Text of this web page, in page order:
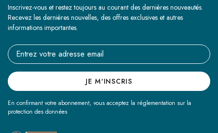
Inscrivez-vous et restez toujours au courant des dernières nouveautés.
Recevez les dernières nouvelles, des offres exclusives et autres
informations importantes.
Email address
JE M'INSCRIS
En confirmant votre abonnement, vous acceptez la réglementation sur la
protection des données